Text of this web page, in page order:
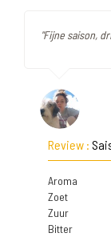
"Fijne saison,
Review :
Aroma
Zoet
Zuur
Bitter